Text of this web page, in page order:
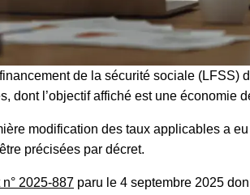
de la sécurité sociale (LFSS)
dont l’objectif affiché est une économie
modification des taux applicables a
précisées par décret.
2025-887 paru le 4 septembre 2025